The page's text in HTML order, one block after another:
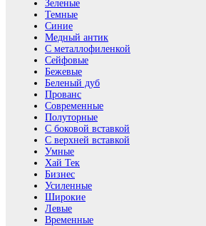
Зеленые
Темные
Синие
Медный антик
С металлофиленкой
Сейфовые
Бежевые
Беленый дуб
Прованс
Современные
Полуторные
С боковой вставкой
С верхней вставкой
Умные
Хай Тек
Бизнес
Усиленные
Широкие
Левые
Временные